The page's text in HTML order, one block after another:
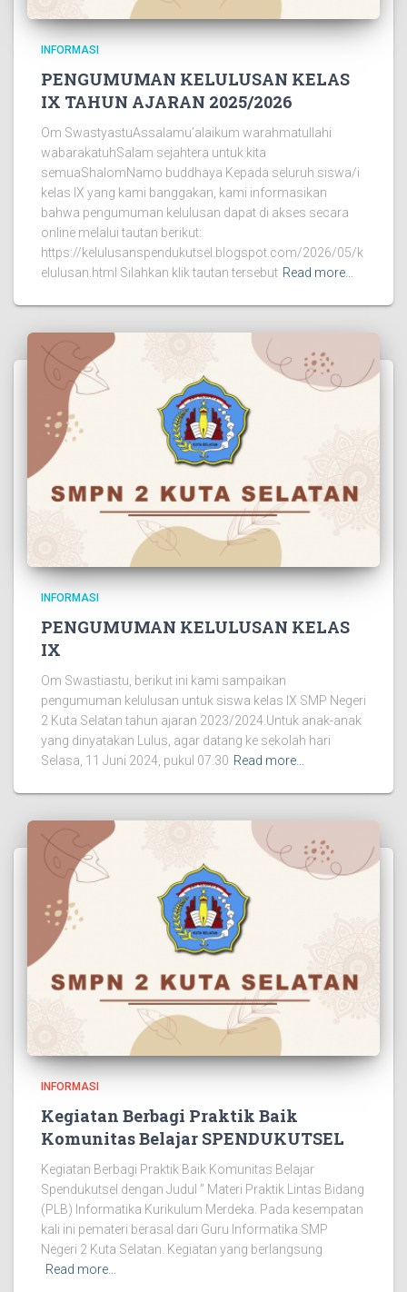
INFORMASI
PENGUMUMAN KELULUSAN KELAS
IX TAHUN AJARAN 2025/2026
Om SwastyastuAssalamu’alaikum warahmatullahi
wabarakatuhSalam sejahtera untuk kita
semuaShalomNamo buddhaya Kepada seluruh siswa/i
kelas IX yang kami banggakan, kami informasikan
bahwa pengumuman kelulusan dapat di akses secara
online melalui tautan berikut:
https://kelulusanspendukutsel.blogspot.com/2026/05/k
elulusan.html Silahkan klik tautan tersebut Read more…
INFORMASI
PENGUMUMAN KELULUSAN KELAS
IX
Om Swastiastu, berikut ini kami sampaikan
pengumuman kelulusan untuk siswa kelas IX SMP Negeri
2 Kuta Selatan tahun ajaran 2023/2024.Untuk anak-anak
yang dinyatakan Lulus, agar datang ke sekolah hari
Selasa, 11 Juni 2024, pukul 07.30 Read more…
INFORMASI
Kegiatan Berbagi Praktik Baik
Komunitas Belajar SPENDUKUTSEL
Kegiatan Berbagi Praktik Baik Komunitas Belajar
Spendukutsel dengan Judul ” Materi Praktik Lintas Bidang
(PLB) Informatika Kurikulum Merdeka. Pada kesempatan
kali ini pemateri berasal dari Guru Informatika SMP
Negeri 2 Kuta Selatan. Kegiatan yang berlangsung
Read more…